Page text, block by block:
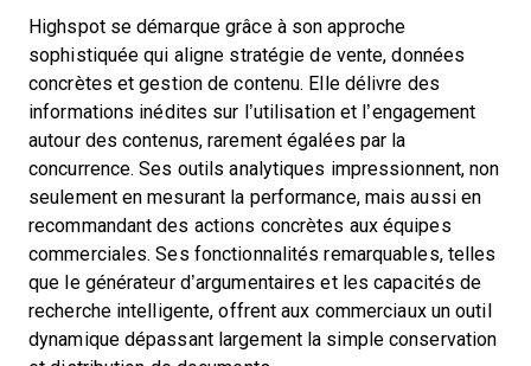
Highspot se démarque grâce à son approche
sophistiquée qui aligne stratégie de vente, données
concrètes et gestion de contenu. Elle délivre des
informations inédites sur l’utilisation et l’engagement
autour des contenus, rarement égalées par la
concurrence. Ses outils analytiques impressionnent, non
seulement en mesurant la performance, mais aussi en
recommandant des actions concrètes aux équipes
commerciales. Ses fonctionnalités remarquables, telles
que le générateur d’argumentaires et les capacités de
recherche intelligente, offrent aux commerciaux un outil
dynamique dépassant largement la simple conservation